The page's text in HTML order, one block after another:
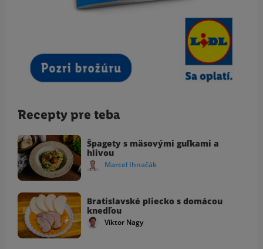
Recepty pre teba
Špagety s mäsovými guľkami a
hlivou
Marcel Ihnačák
Bratislavské pliecko s domácou
knedľou
Viktor Nagy